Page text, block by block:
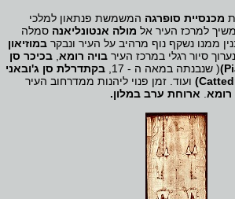
מכנסיית סופרגה המשמשת פנתאון למלכי
למרכז העיר אל מולה אנטונליאנה סמלה
ממנו נשקף נוף מרהיב על העיר ונבקר במוזיאון
סיור רגלי במרכז העיר בויה רומא בכיכר סן
) שנבנתה במאה ה - 17,
בקתדרלת סן ג'ובאני
) ועוד. זמן פנוי ליהנות ממדרחוב העיר
רומא ארוחת ערב במלון.